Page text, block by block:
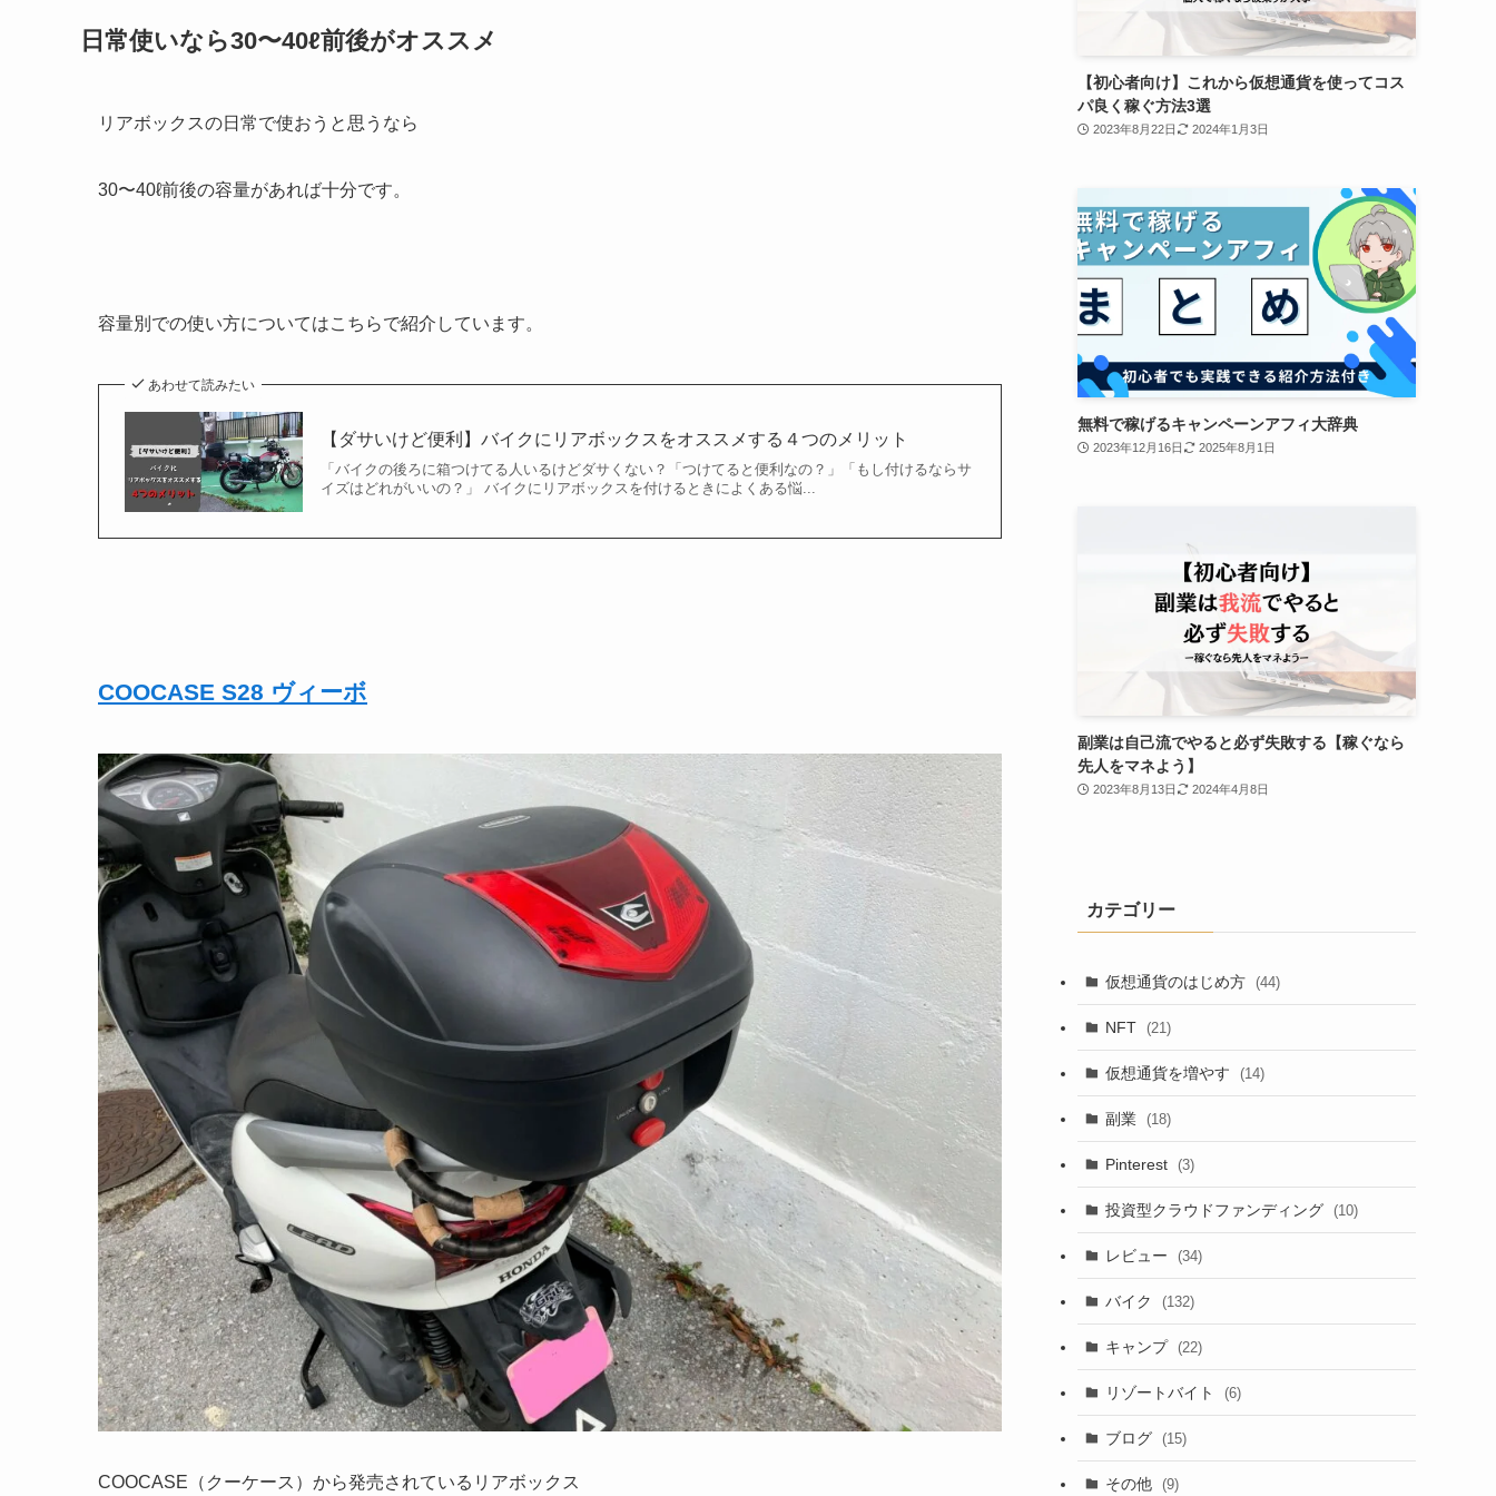
日常使いなら30〜40ℓ前後がオススメ
リアボックスの日常で使おうと思うなら
30〜40ℓ前後の容量があれば十分です。
容量別での使い方についてはこちらで紹介しています。
あわせて読みたい
【ダサいけど便利】バイクにリアボックスをオススメする４つのメリット
「バイクの後ろに箱つけてる人いるけどダサくない？「つけてると便利なの？」「もし付けるならサ
イズはどれがいいの？」 バイクにリアボックスを付けるときによくある悩...
COOCASE S28 ヴィーボ
COOCASE（クーケース）から発売されているリアボックス
【初心者向け】これから仮想通貨を使ってコス
パ良く稼ぐ方法3選
2023年8月22日 2024年1月3日
無料で稼げるキャンペーンアフィ大辞典
2023年12月16日 2025年8月1日
副業は自己流でやると必ず失敗する【稼ぐなら
先人をマネよう】
2023年8月13日 2024年4月8日
カテゴリー
仮想通貨のはじめ方 (44)
NFT (21)
仮想通貨を増やす (14)
副業 (18)
Pinterest (3)
投資型クラウドファンディング (10)
レビュー (34)
バイク (132)
キャンプ (22)
リゾートバイト (6)
ブログ (15)
その他 (9)